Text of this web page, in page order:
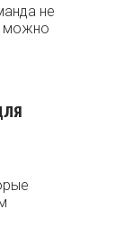
не
можно